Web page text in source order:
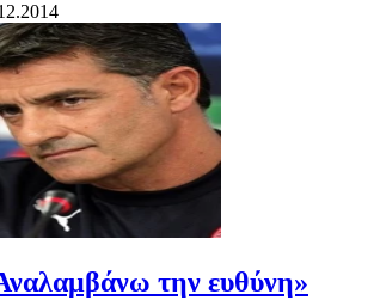
την ευθύνη»